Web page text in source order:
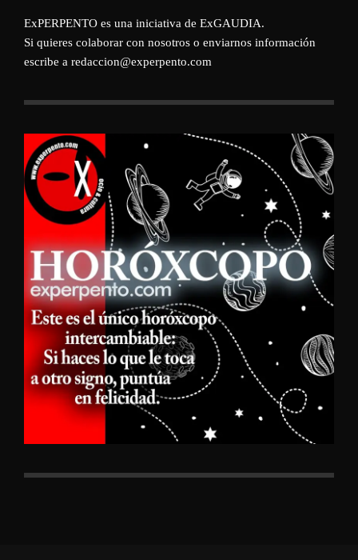
ExPERPENTO es una iniciativa de ExGAUDIA.
Si quieres colaborar con nosotros o enviarnos información
escribe a redaccion@experpento.com